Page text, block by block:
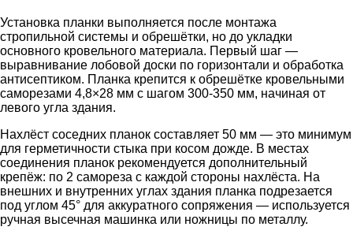
Установка планки выполняется после монтажа
стропильной системы и обрешётки, но до укладки
основного кровельного материала. Первый шаг —
выравнивание лобовой доски по горизонтали и обработка
антисептиком. Планка крепится к обрешётке кровельными
саморезами 4,8×28 мм с шагом 300-350 мм, начиная от
левого угла здания.
Нахлёст соседних планок составляет 50 мм — это минимум
для герметичности стыка при косом дожде. В местах
соединения планок рекомендуется дополнительный
крепёж: по 2 самореза с каждой стороны нахлёста. На
внешних и внутренних углах здания планка подрезается
под углом 45° для аккуратного сопряжения — используется
ручная высечная машинка или ножницы по металлу.